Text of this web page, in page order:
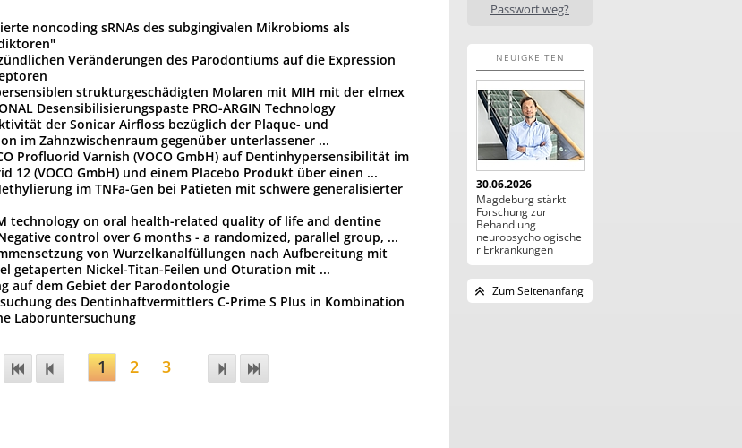
noncoding sRNAs des subgingivalen Mikrobioms als
Veränderungen des Parodontiums auf die Expression
strukturgeschädigten Molaren mit MIH mit der elmex
Desensibilisierungspaste PRO-ARGIN Technology
der Sonicar Airfloss bezüglich der Plaque- und
im Zahnzwischenraum gegenüber unterlassener ...
Profluorid Varnish (VOCO GmbH) auf Dentinhypersensibilität im
12 (VOCO GmbH) und einem Placebo Produkt über einen ...
im TNFa-Gen bei Patieten mit schwere generalisierter
technology on oral health-related quality of life and dentine
control over 6 months - a randomized, parallel group, ...
von Wurzelkanalfüllungen nach Aufbereitung mit
getaperten Nickel-Titan-Feilen und Oturation mit ...
auf dem Gebiet der Parodontologie
des Dentinhaftvermittlers C-Prime S Plus in Kombination
Laboruntersuchung
1 2 3
Passwort weg?
NEUIGKEITEN
30.06.2026
Magdeburg stärkt
Forschung zur
Behandlung
neuropsychologische
r Erkrankungen
Zum Seitenanfang